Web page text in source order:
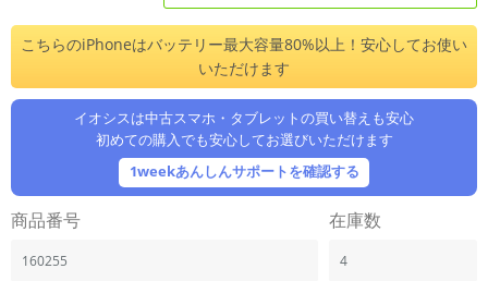
こちらのiPhoneはバッテリー最大容量80%以上！安心してお使い
いただけます
イオシスは中古スマホ・タブレットの買い替えも安心
初めての購入でも安心してお選びいただけます
1weekあんしんサポートを確認する
商品番号
160255
在庫数
4
「スマートフォン」「タブレット」など
シリーズ
商品シリーズ名・ブランド名の絞り込み。
「iPhone」「Xperia」「Galaxy」など
製造、販売メーカーの絞り込み
機能・特徴